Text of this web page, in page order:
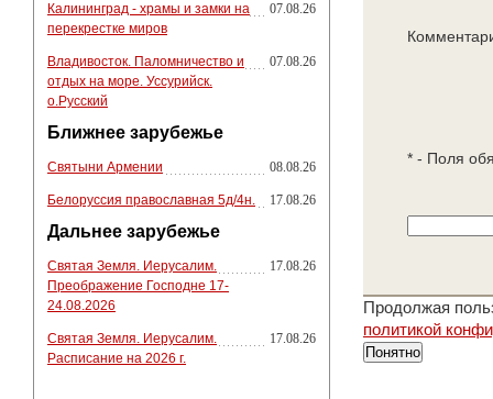
Калининград - храмы и замки на
перекрестке миров
07.08.26
Владивосток. Паломничество и
отдых на море. Уссурийск.
о.Русский
07.08.26
Ближнее зарубежье
Святыни Армении 08.08.26
Белоруссия православная 5д/4н. 17.08.26
Дальнее зарубежье
Святая Земля. Иерусалим.
Преображение Господне 17-
24.08.2026
17.08.26
Святая Земля. Иерусалим.
Расписание на 2026 г.
17.08.26
* - Поля
Продолжая
политикой
Понятно